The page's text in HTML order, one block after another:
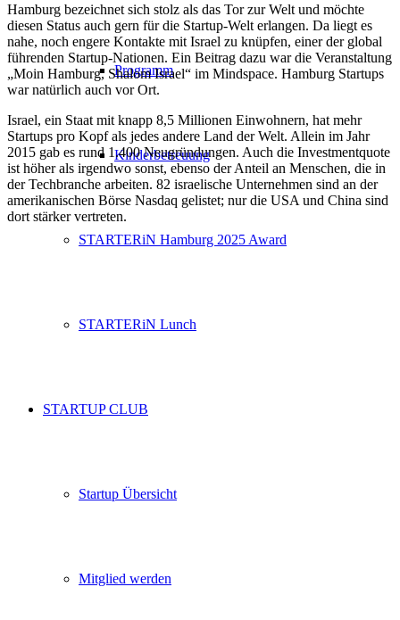
Programm
Kinderbetreuung
STARTERiN Hamburg 2025 Award
STARTERiN Lunch
STARTUP CLUB
Startup Übersicht
Mitglied werden
Hamburg bezeichnet sich stolz als das Tor zur Welt und möchte
diesen Status auch gern für die Startup-Welt erlangen. Da liegt es
nahe, noch engere Kontakte mit Israel zu knüpfen, einer der global
führenden Startup-Nationen. Ein Beitrag dazu war die Veranstaltung
„Moin Hamburg, Shalom Israel“ im Mindspace. Hamburg Startups
war natürlich auch vor Ort.
Israel, ein Staat mit knapp 8,5 Millionen Einwohnern, hat mehr
Startups pro Kopf als jedes andere Land der Welt. Allein im Jahr
2015 gab es rund 1.400 Neugründungen. Auch die Investmentquote
ist höher als irgendwo sonst, ebenso der Anteil an Menschen, die in
der Techbranche arbeiten. 82 israelische Unternehmen sind an der
amerikanischen Börse Nasdaq gelistet; nur die USA und China sind
dort stärker vertreten.